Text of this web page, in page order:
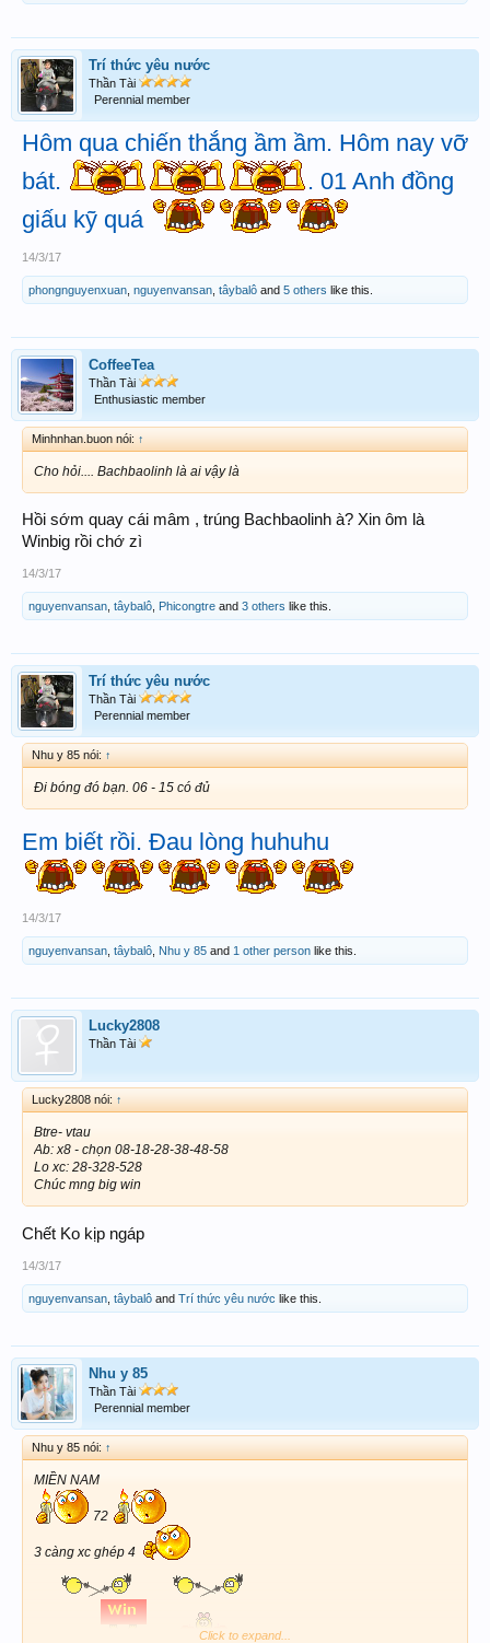
Trí thức yêu nước
Thần Tài
Perennial member
Hôm qua chiến thắng ầm ầm. Hôm nay vỡ
bát.
. 01 Anh đồng
giấu kỹ quá
14/3/17
phongnguyenxuan nguyenvansan tâybalô and 5 others like this.
CoffeeTea
Thần Tài
Enthusiastic member
Minhnhan.buon nói: ↑
Cho hỏi.... Bachbaolinh là ai vậy là
Hồi sớm quay cái mâm , trúng Bachbaolinh à? Xin ôm là
Winbig rồi chớ zì
14/3/17
nguyenvansan tâybalô Phicongtre and 3 others like this.
Trí thức yêu nước
Thần Tài
Perennial member
Nhu y 85 nói: ↑
Đi bóng đó bạn. 06 - 15 có đủ
Em biết rồi. Đau lòng huhuhu
14/3/17
nguyenvansan tâybalô Nhu y 85 and 1 other person like this.
Lucky2808
Thần Tài
Lucky2808 nói: ↑
Btre- vtau
Ab: x8 - chọn 08-18-28-38-48-58
Lo xc: 28-328-528
Chúc mng big win
Chết Ko kịp ngáp
14/3/17
nguyenvansan tâybalô and Trí thức yêu nước like this.
Nhu y 85
Thần Tài
Perennial member
Nhu y 85 nói: ↑
MIỀN NAM
72
3 càng xc ghép 4
Click to expand...